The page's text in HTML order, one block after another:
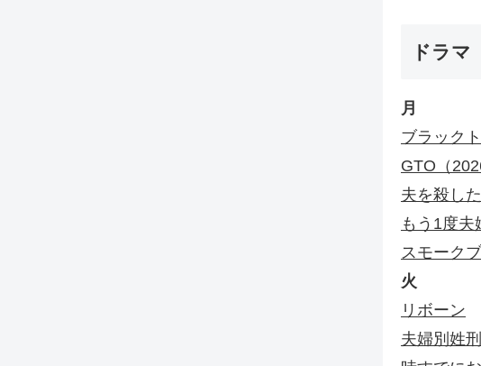
ドラマ
月
ブラック
GTO（
夫を殺し
もう1度夫
スモーク
火
リボーン
夫婦別姓